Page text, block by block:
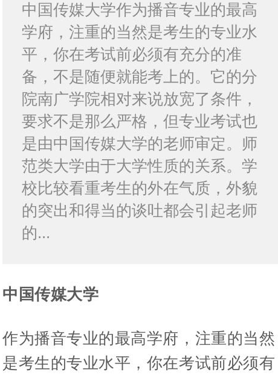
中国传媒大学作为播音专业的最高
学府，注重的当然是考生的专业水
平，你在考试前必须有充分的准
备，不是随便就能考上的。它的分
院南广学院相对来说放宽了条件，
要求不是那么严格，但专业考试也
是由中国传媒大学的老师审定。师
范类大学由于大学性质的关系。学
校比较看重考生的外在气质，外貌
的突出和得当的谈吐都会引起老师
的...
中国传媒大学
作为播音专业的最高学府，注重的当然
是考生的专业水平，你在考试前必须有